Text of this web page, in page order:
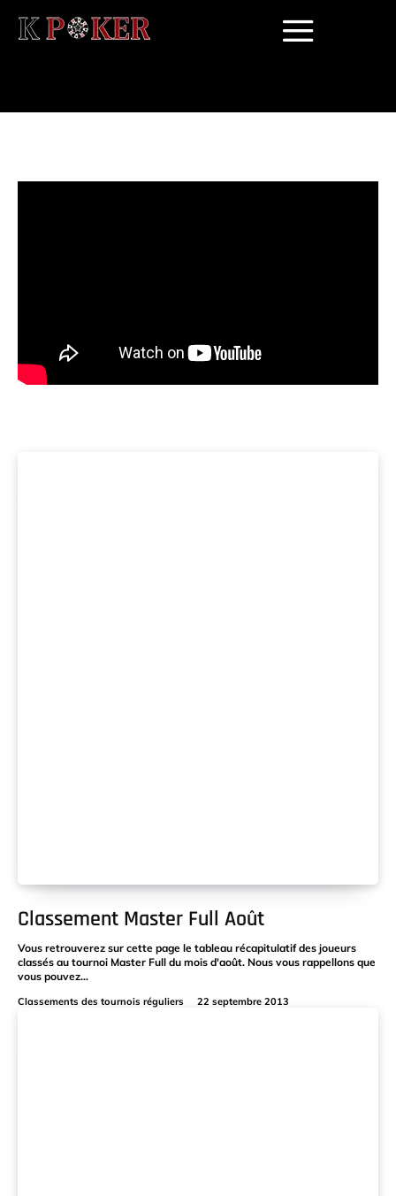
Classement Master Full Août
Vous retrouverez sur cette page le tableau récapitulatif des joueurs
classés au tournoi Master Full du mois d'août. Nous vous rappellons que
vous pouvez...
Classements des tournois réguliers 22 septembre 2013